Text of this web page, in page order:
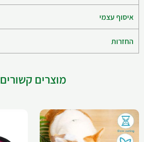
איסוף עצמי
החזרות
מוצרים קשורים